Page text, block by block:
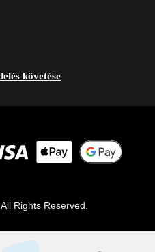
követése
Rights Reserved.